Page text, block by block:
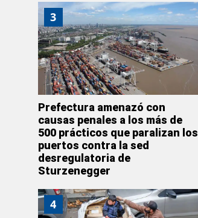
3
Prefectura amenazó con
causas penales a los más de
500 prácticos que paralizan los
puertos contra la sed
desregulatoria de
Sturzenegger
4